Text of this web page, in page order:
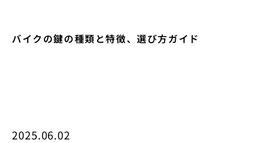
バイクの鍵の種類と特徴、選び方ガイド
2025.06.02